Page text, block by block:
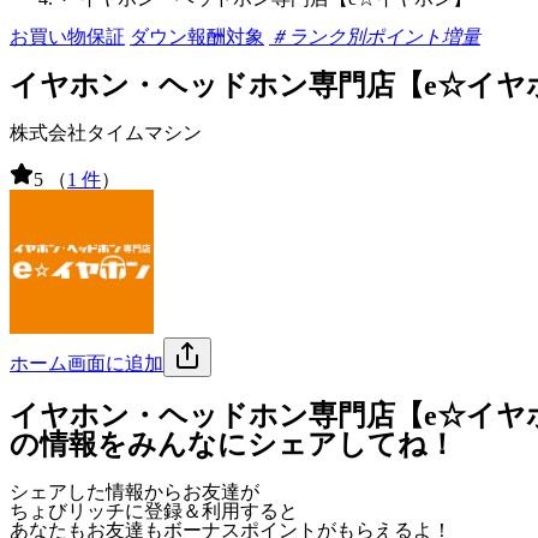
お買い物保証 ダウン報酬対象 ＃ランク別ポイント増量
イヤホン・ヘッドホン専門店【e☆イヤ
株式会社タイムマシン
5 （1 件）
ホーム画面に追加
イヤホン・ヘッドホン専門店【e☆イヤ
の情報をみんなにシェアしてね！
シェアした情報からお友達が
ちょびリッチに登録＆利用すると
あなたもお友達もボーナスポイント がもらえるよ！